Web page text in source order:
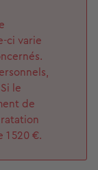
ci varie
le
de
520 €.